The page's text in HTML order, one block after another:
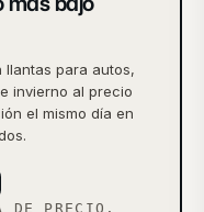
llantas para autos,
invierno al precio
el mismo día en
DE PRECIO.